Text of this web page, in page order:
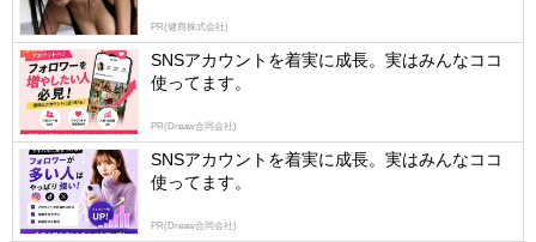
PR(健商株式会社)
SNSアカウントを着実に成長。実はみんなココ
使ってます。
PR(Dreaw合同会社)
SNSアカウントを着実に成長。実はみんなココ
使ってます。
PR(Dreaw合同会社)